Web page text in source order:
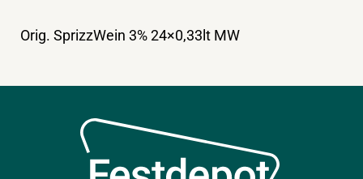
Orig. SprizzWein 3% 24×0,33lt MW